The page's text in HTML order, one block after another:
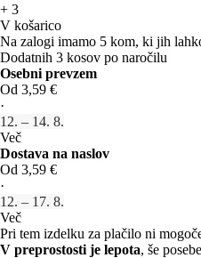
+ 3
V košarico
Na zalogi imamo 5 kom, ki jih
Dodatnih 3 kosov po naročilu
Osebni prevzem
Od 3,59 €
·
12. – 14. 8.
Več
Dostava na naslov
Od 3,59 €
·
12. – 17. 8.
Več
Pri tem izdelku za plačilo ni
V preprostosti je lepota, še